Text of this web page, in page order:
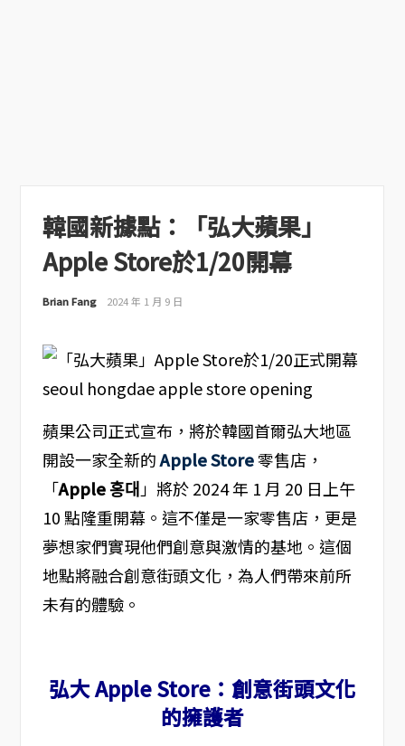
韓國新據點：「弘大蘋果」
Apple Store於1/20開幕
Brian Fang 2024 年 1 月 9 日
蘋果公司正式宣布，將於韓國首爾弘大地區
開設一家全新的Apple Store零售店，
「Apple 홍대」將於 2024 年 1 月 20 日上午
10 點隆重開幕。這不僅是一家零售店，更是
夢想家們實現他們創意與激情的基地。這個
地點將融合創意街頭文化，為人們帶來前所
未有的體驗。
弘大 Apple Store：創意街頭文化
的擁護者